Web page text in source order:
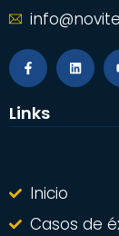
Links
Inicio
Casos de